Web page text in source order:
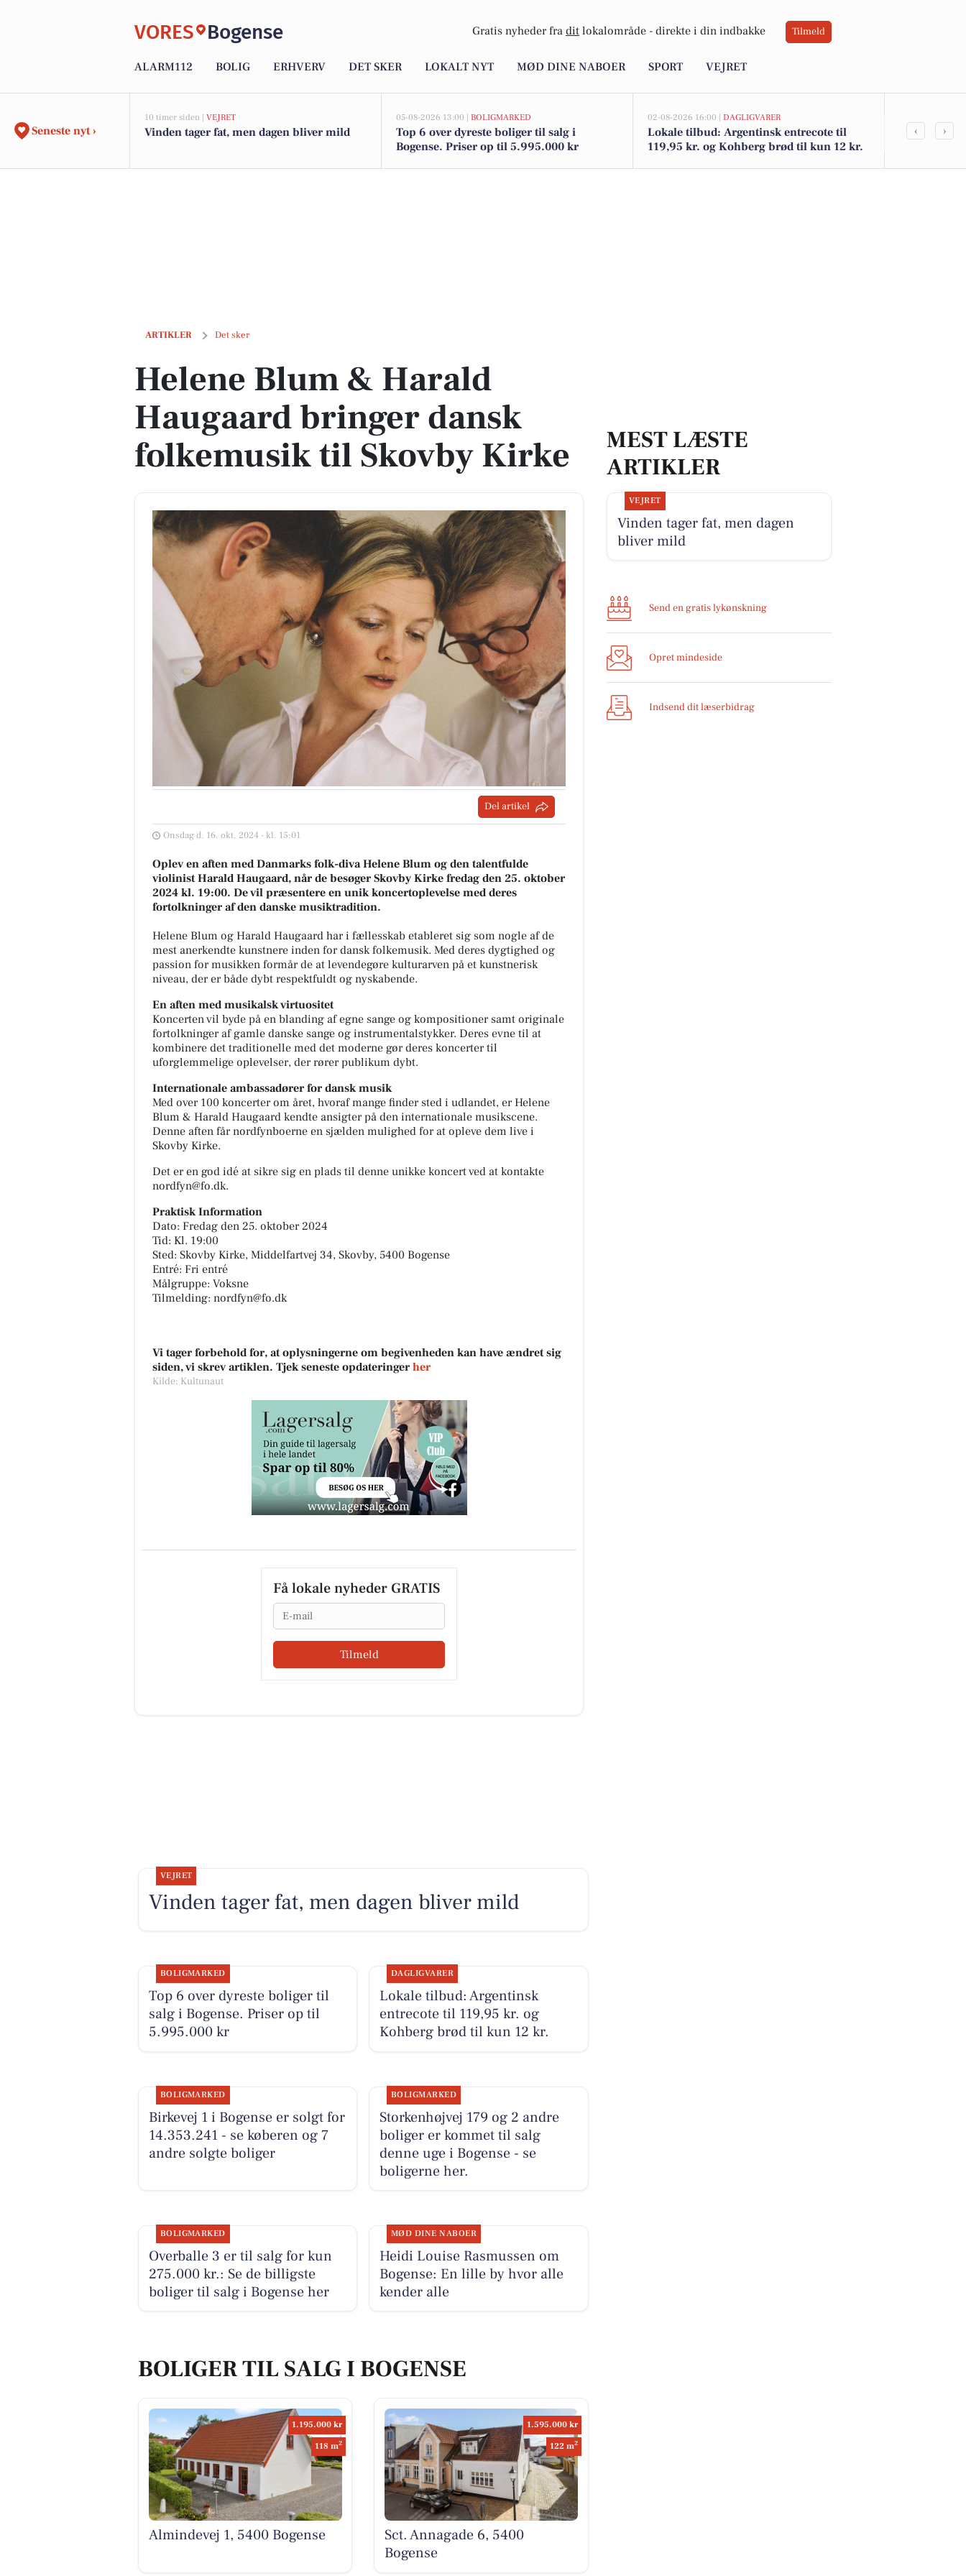
VORES Bogense Gratis nyheder fra dit lokalområde - direkte i din indbakke Tilmeld
ALARM112 BOLIG ERHVERV DET SKER LOKALT NYT MØD DINE NABOER SPORT VEJRET
Seneste nyt ›
10 timer siden | VEJRET
Vinden tager fat, men dagen bliver mild
05-08-2026 13:00 | BOLIGMARKED
Top 6 over dyreste boliger til salg i
Bogense. Priser op til 5.995.000 kr
02-08-2026 16:00 | DAGLIGVARER
Lokale tilbud: Argentinsk entrecote til
119,95 kr. og Kohberg brød til kun 12 kr.
Birkevej 1 i
‹ ›
ARTIKLER Det sker
Helene Blum & Harald Haugaard bringer dansk folkemusik til Skovby Kirke
Helene Blum & Harald
Haugaard bringer dansk
folkemusik til Skovby Kirke
Del artikel
Onsdag d. 16. okt. 2024 - kl. 15:01
Oplev en aften med Danmarks folk-diva Helene Blum og den talentfulde
violinist Harald Haugaard, når de besøger Skovby Kirke fredag den 25. oktober
2024 kl. 19:00. De vil præsentere en unik koncertoplevelse med deres
fortolkninger af den danske musiktradition.
Helene Blum og Harald Haugaard har i fællesskab etableret sig som nogle af de
mest anerkendte kunstnere inden for dansk folkemusik. Med deres dygtighed og
passion for musikken formår de at levendegøre kulturarven på et kunstnerisk
niveau, der er både dybt respektfuldt og nyskabende.
En aften med musikalsk virtuositet
Koncerten vil byde på en blanding af egne sange og kompositioner samt originale
fortolkninger af gamle danske sange og instrumentalstykker. Deres evne til at
kombinere det traditionelle med det moderne gør deres koncerter til
uforglemmelige oplevelser, der rører publikum dybt.
Internationale ambassadører for dansk musik
Med over 100 koncerter om året, hvoraf mange finder sted i udlandet, er Helene
Blum & Harald Haugaard kendte ansigter på den internationale musikscene.
Denne aften får nordfynboerne en sjælden mulighed for at opleve dem live i
Skovby Kirke.
Det er en god idé at sikre sig en plads til denne unikke koncert ved at kontakte
nordfyn@fo.dk.
Praktisk Information
Dato: Fredag den 25. oktober 2024
Tid: Kl. 19:00
Sted: Skovby Kirke, Middelfartvej 34, Skovby, 5400 Bogense
Entré: Fri entré
Målgruppe: Voksne
Tilmelding: nordfyn@fo.dk
Vi tager forbehold for, at oplysningerne om begivenheden kan have ændret sig
siden, vi skrev artiklen. Tjek seneste opdateringer her
Kilde: Kultunaut
Få lokale nyheder GRATIS
Email
Tilmeld
MEST LÆSTE
ARTIKLER
VEJRET
Vinden tager fat, men dagen
bliver mild
Send en gratis lykønskning
Opret mindeside
Indsend dit læserbidrag
VEJRET
Vinden tager fat, men dagen bliver mild
BOLIGMARKED
Top 6 over dyreste boliger til
salg i Bogense. Priser op til
5.995.000 kr
DAGLIGVARER
Lokale tilbud: Argentinsk
entrecote til 119,95 kr. og
Kohberg brød til kun 12 kr.
BOLIGMARKED
Birkevej 1 i Bogense er solgt for
14.353.241 - se køberen og 7
andre solgte boliger
BOLIGMARKED
Storkenhøjvej 179 og 2 andre
boliger er kommet til salg
denne uge i Bogense - se
boligerne her.
BOLIGMARKED
Overballe 3 er til salg for kun
275.000 kr.: Se de billigste
boliger til salg i Bogense her
MØD DINE NABOER
Heidi Louise Rasmussen om
Bogense: En lille by hvor alle
kender alle
BOLIGER TIL SALG I BOGENSE
1.195.000 kr
118 m2
Almindevej 1, 5400 Bogense
1.595.000 kr
122 m2
Sct. Annagade 6, 5400
Bogense